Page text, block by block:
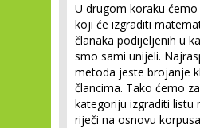
U drugom koraku
koji će izgraditi
članaka podijeljenih u
smo sami unijeli.
metoda jeste brojanje
člancima. Tako ćemo
kategoriju izgraditi listu
riječi na osnovu